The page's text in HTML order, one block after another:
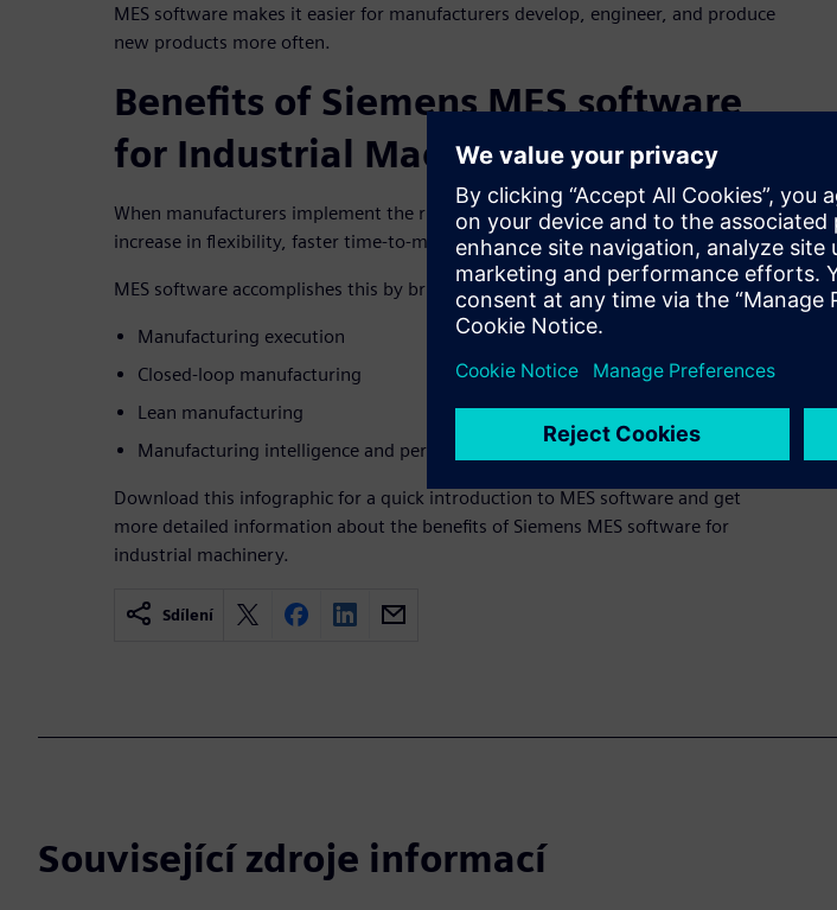
MES software makes it easier for manufacturers develop, engineer, and produce
new products more often.
Benefits of Siemens MES software
for Industrial Machinery
When manufacturers implement the right MES software solution, they see an
increase in flexibility, faster time-to-market, and improved quality.
MES software accomplishes this by bringing together four capabilities:
Manufacturing execution
Closed-loop manufacturing
Lean manufacturing
Manufacturing intelligence and performance
Download this infographic for a quick introduction to MES software and get
more detailed information about the benefits of Siemens MES software for
industrial machinery.
Sdílení
Související zdroje informací